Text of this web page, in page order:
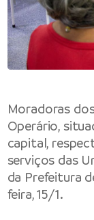
Moradoras
Operário,
capital,
serviços das
da Prefeitura
feira, 15/1.